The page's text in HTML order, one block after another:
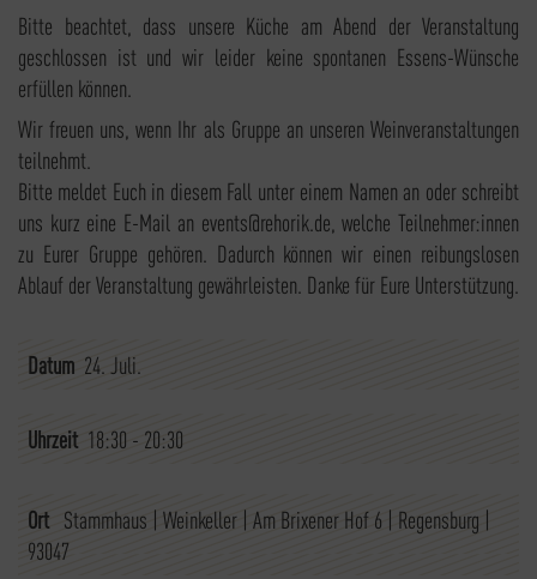
Bitte beachtet, dass unsere Küche am Abend der Veranstaltung
geschlossen ist und wir leider keine spontanen Essens-Wünsche
erfüllen können.
Wir freuen uns, wenn Ihr als Gruppe an unseren Weinveranstaltungen
teilnehmt.
Bitte meldet Euch in diesem Fall unter einem Namen an oder schreibt
uns kurz eine E-Mail an events@rehorik.de, welche Teilnehmer:innen
zu Eurer Gruppe gehören. Dadurch können wir einen reibungslosen
Ablauf der Veranstaltung gewährleisten. Danke für Eure Unterstützung.
Datum 24. Juli.
Uhrzeit 18:30 - 20:30
Ort Stammhaus | Weinkeller | Am Brixener Hof 6 | Regensburg |
93047